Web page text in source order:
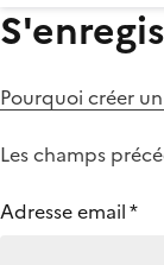
Pourquoi créer
Les champs
Adresse email*